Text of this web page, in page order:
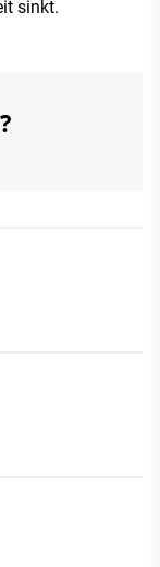
sinkt.